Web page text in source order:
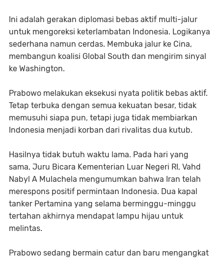
Ini adalah gerakan diplomasi bebas aktif multi-jalur
untuk mengoreksi keterlambatan Indonesia. Logikanya
sederhana namun cerdas. Membuka jalur ke Cina,
membangun koalisi Global South dan mengirim sinyal
ke Washington.
Prabowo melakukan eksekusi nyata politik bebas aktif.
Tetap terbuka dengan semua kekuatan besar, tidak
memusuhi siapa pun, tetapi juga tidak membiarkan
Indonesia menjadi korban dari rivalitas dua kutub.
Hasilnya tidak butuh waktu lama. Pada hari yang
sama, Juru Bicara Kementerian Luar Negeri RI, Vahd
Nabyl A Mulachela mengumumkan bahwa Iran telah
merespons positif permintaan Indonesia. Dua kapal
tanker Pertamina yang selama berminggu-minggu
tertahan akhirnya mendapat lampu hijau untuk
melintas.
Prabowo sedang bermain catur dan baru mengangkat